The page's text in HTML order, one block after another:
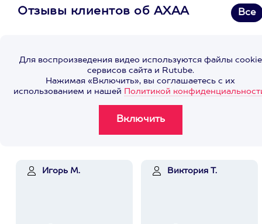
Отзывы клиентов об АХАА Все
Для воспроизведения видео используются файлы cookie
сервисов сайта и Rutube.
Нажимая «Включить», вы соглашаетесь с их
использованием и нашей Политикой
Игорь М. Виктория Т.